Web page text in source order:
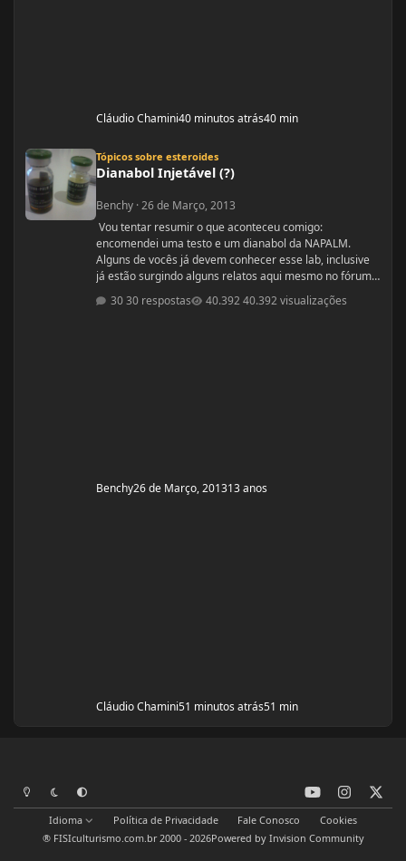
Cláudio Chamini40 minutos atrás40 min
Tópicos sobre esteroides
Dianabol Injetável (?)
Benchy ·26 de Março, 2013
Vou tentar resumir o que aconteceu comigo:
encomendei uma testo e um dianabol da NAPALM.
Alguns de vocês já devem conhecer esse lab, inclusive
já estão surgindo alguns relatos aqui mesmo no fórum.
Ouvi relatos muito bons e resolvi arriscar. Pedi um
enantato de testosterona 10ml e um diana que segundo
30 respostas 40.392 visualizações
Benchy26 de Março, 201313 anos
Cláudio Chamini51 minutos atrás51 min
Modo ClaroModo EscuroPreferência do Sistema
o
u
n
s
Idioma Política de Privacidade Fale Conosco
Cookies
® FISIculturismo.com.br 2000 - 2026Powered by Invision Community